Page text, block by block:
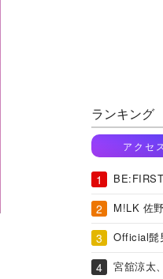
ランキング
アクセ
M!LK 佐
Official髭
宮舘涼太